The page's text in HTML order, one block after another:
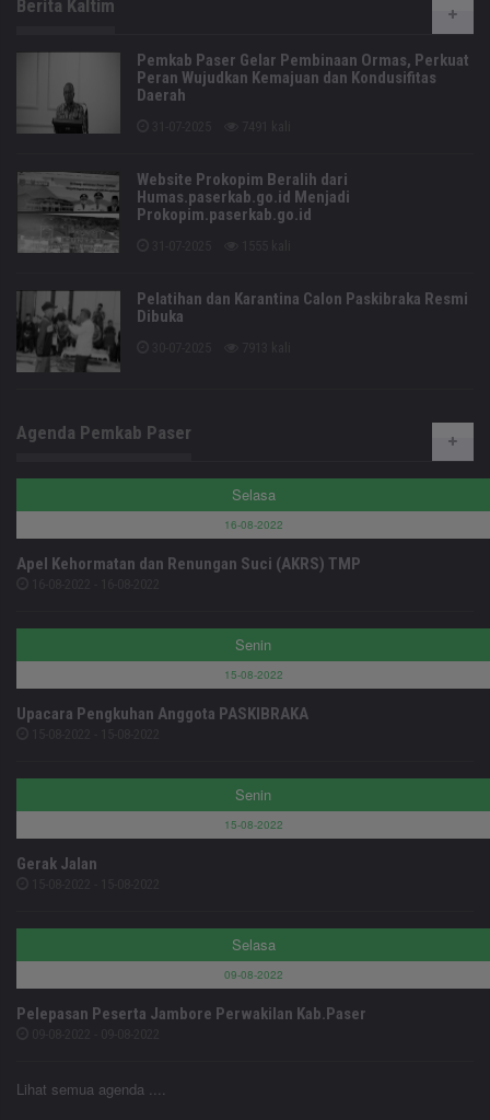
Berita Kaltim
Pemkab Paser Gelar Pembinaan Ormas, Perkuat
Peran Wujudkan Kemajuan dan Kondusifitas
Daerah
Website Prokopim Beralih dari
Humas.paserkab.go.id Menjadi
Prokopim.paserkab.go.id
Pelatihan dan Karantina Calon Paskibraka Resmi
Dibuka
Agenda Pemkab Paser
Selasa
16-08-2022
Apel Kehormatan dan Renungan Suci (AKRS) TMP
Senin
15-08-2022
Upacara Pengkuhan Anggota PASKIBRAKA
Senin
15-08-2022
Gerak Jalan
Selasa
09-08-2022
Pelepasan Peserta Jambore Perwakilan Kab.Paser
Lihat semua agenda ....